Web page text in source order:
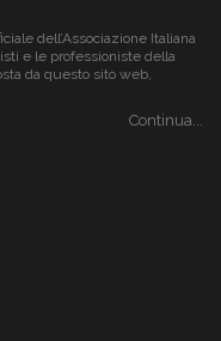
dell’Associazione Italiana
e le professioniste della
da questo sito web,
Continua...